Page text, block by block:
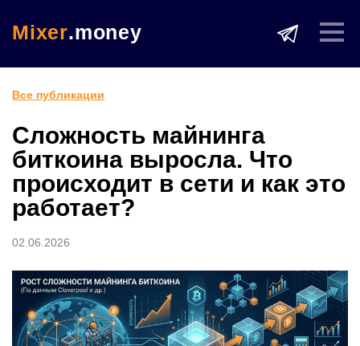
Mixer.money
Все публикации
Сложность майнинга
биткоина выросла. Что
происходит в сети и как это
работает?
02.06.2026